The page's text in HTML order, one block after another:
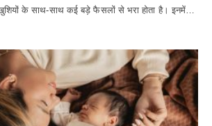
खुशियों के साथ-साथ कई बड़े फैसलों से भरा होता है। इनमें…